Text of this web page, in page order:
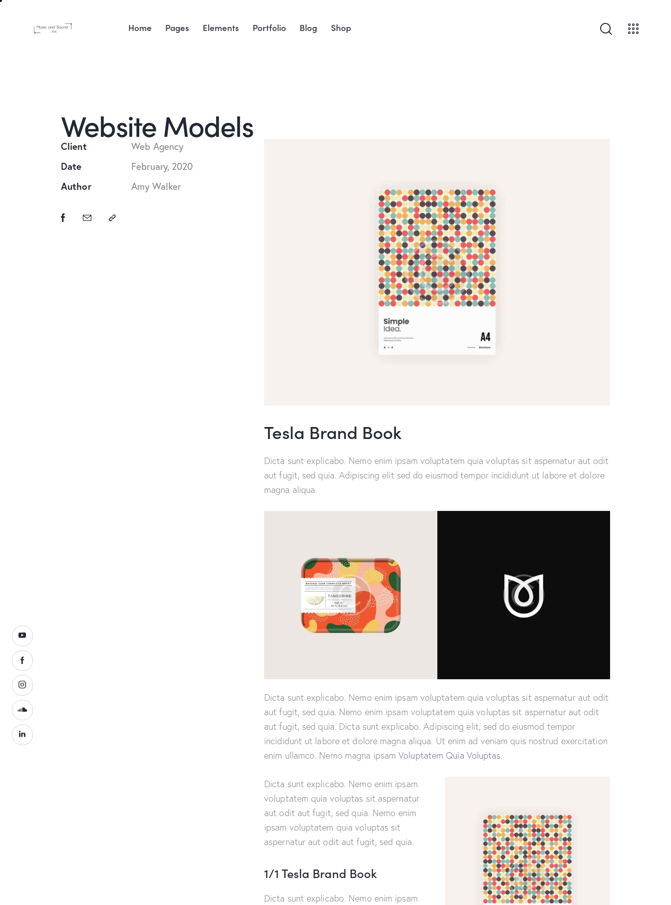
Home Pages Elements Portfolio Blog Shop
Website Models
Client
Web Agency
Date
February, 2020
Author
Amy Walker
Tesla Brand Book
Dicta sunt explicabo. Nemo enim ipsam voluptatem quia voluptas sit aspernatur aut odit
aut fugit, sed quia. Adipiscing elit sed do eiusmod tempor incididunt ut labore et dolore
magna aliqua.
Dicta sunt explicabo. Nemo enim ipsam voluptatem quia voluptas sit aspernatur aut odit
aut fugit, sed quia. Nemo enim ipsam voluptatem quia voluptas sit aspernatur aut odit
aut fugit, sed quia. Dicta sunt explicabo. Adipiscing elit, sed do eiusmod tempor
incididunt ut labore et dolore magna aliqua. Ut enim ad veniam quis nostrud exercitation
enim ullamco. Nemo magna ipsamVoluptatem Quia Voluptas.
Dicta sunt explicabo. Nemo enim ipsam
voluptatem quia voluptas sit aspernatur
aut odit aut fugit, sed quia. Nemo enim
ipsam voluptatem quia voluptas sit
aspernatur aut odit aut fugit, sed quia.
1/1 Tesla Brand Book
Dicta sunt explicabo. Nemo enim ipsam